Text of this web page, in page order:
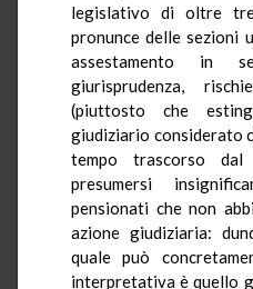
legislativo di oltre
pronunce delle sezioni
assestamento in
giurisprudenza,
(piuttosto che
giudiziario considerato
tempo trascorso dal
presumersi
pensionati che non
azione giudiziaria:
quale può
interpretativa è quello